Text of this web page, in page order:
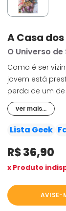
A Casa
O Universo
Como é ser
jovem está
perda de um
questionam se
na escuridão, o
e ela vai
ver mais...
Lista Geek
R$ 36,90
x Produto
AVISE-